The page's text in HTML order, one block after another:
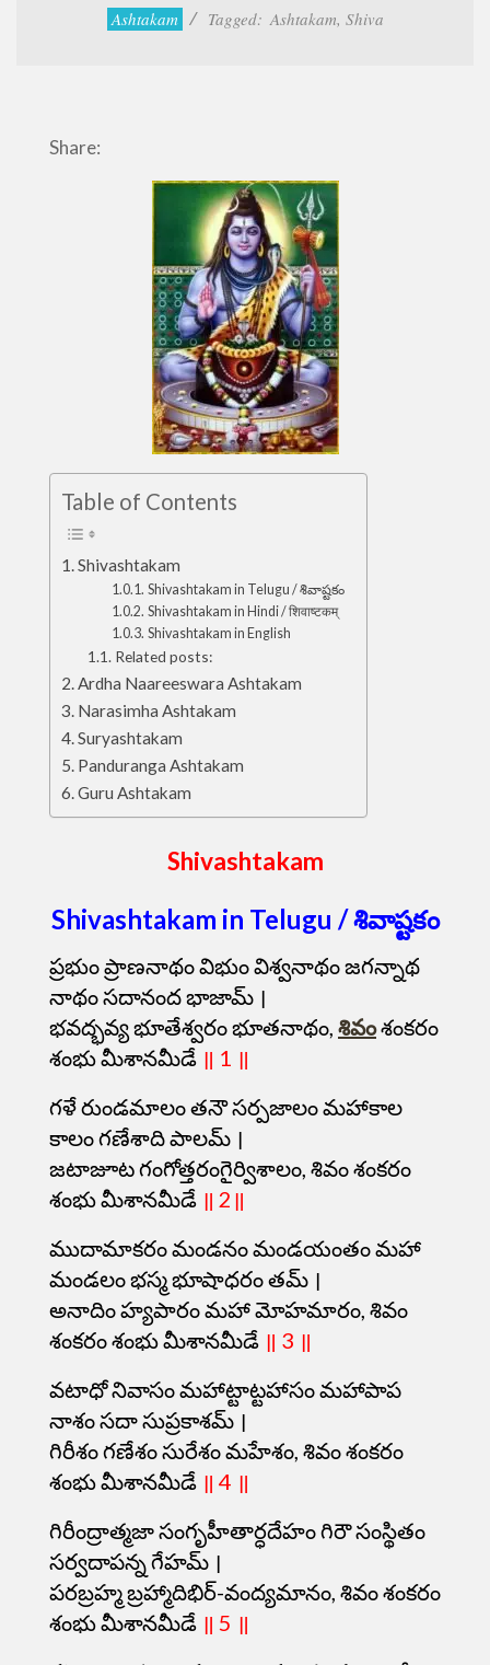
Ashtakam Tagged: Ashtakam, Shiva
Share:
Table of Contents
Shivashtakam
Shivashtakam in Telugu / శివాష్టకం
Shivashtakam in Hindi / शिवाष्टकम्
Shivashtakam in English
Related posts:
Ardha Naareeswara Ashtakam
Narasimha Ashtakam
Suryashtakam
Panduranga Ashtakam
Guru Ashtakam
Shivashtakam
Shivashtakam in Telugu / శివాష్టకం
ప్రభుం ప్రాణనాథం విభుం విశ్వనాథం జగన్నాథ
నాథం సదానంద భాజామ్ ।
భవద్భవ్య భూతేశ్వరం భూతనాథం, శివంశంకరం
శంభు మీశానమీడే ॥ 1 ॥
గళే రుండమాలం తనౌ సర్పజాలం మహాకాల
కాలం గణేశాది పాలమ్ ।
జటాజూట గంగోత్తరంగైర్విశాలం, శివం శంకరం
శంభు మీశానమీడే ॥ 2॥
ముదామాకరం మండనం మండయంతం మహా
మండలం భస్మ భూషాధరం తమ్ ।
అనాదిం హ్యపారం మహా మోహమారం, శివం
శంకరం శంభు మీశానమీడే ॥ 3 ॥
వటాధో నివాసం మహాట్టాట్టహాసం మహాపాప
నాశం సదా సుప్రకాశమ్ ।
గిరీశం గణేశం సురేశం మహేశం, శివం శంకరం
శంభు మీశానమీడే ॥ 4 ॥
గిరీంద్రాత్మజా సంగృహీతార్ధదేహం గిరౌ సంస్థితం
సర్వదాపన్న గేహమ్ ।
పరబ్రహ్మ బ్రహ్మాదిభిర్-వంద్యమానం, శివం శంకరం
శంభు మీశానమీడే ॥ 5 ॥